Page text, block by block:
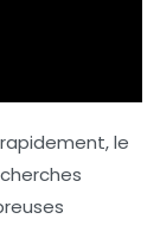
le